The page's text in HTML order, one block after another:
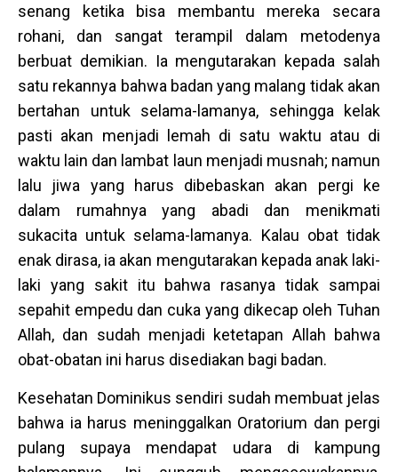
senang ketika bisa membantu mereka secara
rohani, dan sangat terampil dalam metodenya
berbuat demikian. Ia mengutarakan kepada salah
satu rekannya bahwa badan yang malang tidak akan
bertahan untuk selama-lamanya, sehingga kelak
pasti akan menjadi lemah di satu waktu atau di
waktu lain dan lambat laun menjadi musnah; namun
lalu jiwa yang harus dibebaskan akan pergi ke
dalam rumahnya yang abadi dan menikmati
sukacita untuk selama-lamanya. Kalau obat tidak
enak dirasa, ia akan mengutarakan kepada anak laki-
laki yang sakit itu bahwa rasanya tidak sampai
sepahit empedu dan cuka yang dikecap oleh Tuhan
Allah, dan sudah menjadi ketetapan Allah bahwa
obat-obatan ini harus disediakan bagi badan.
Kesehatan Dominikus sendiri sudah membuat jelas
bahwa ia harus meninggalkan Oratorium dan pergi
pulang supaya mendapat udara di kampung